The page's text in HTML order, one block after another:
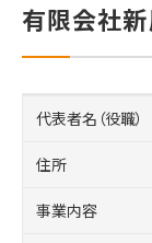
有限会社
代表者名（役職）
住所
事業内容